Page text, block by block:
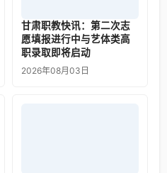
甘肃职教快讯：第二次志
愿填报进行中与艺体类高
职录取即将启动
2026年08月03日